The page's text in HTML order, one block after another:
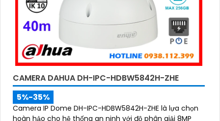
CAMERA DAHUA DH-IPC-HDBW5842H-ZHE
5%-35%
Camera IP Dome DH-IPC-HDBW5842H-ZHE là lựa chọn
hoàn hảo cho hệ thống an ninh với độ phân giải 8MP